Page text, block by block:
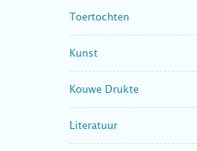
Toertochten
Kunst
Kouwe Drukte
Literatuur